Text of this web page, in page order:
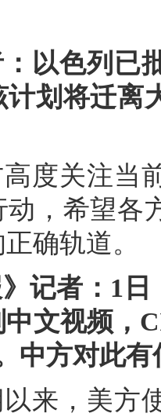
以色列已
计划将迁离
度关注当
，希望各
确轨道。
》记者：1
文视频，
中方对此
来，美方